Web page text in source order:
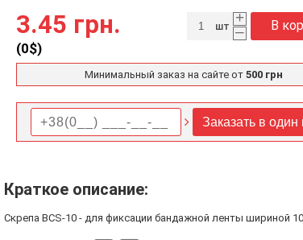
3.45 грн.
(0$)
+
–
В
шт
Минимальный заказ на сайте от500 грн
Заказать в один
Краткое описание:
Скрепа BCS-10 - для фиксации бандажной ленты шириной